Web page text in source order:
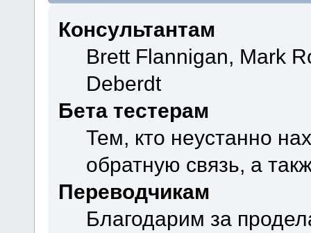
Консультантам
Brett Flannigan, Mark
Deberdt
Бета тестерам
Тем, кто неустанно
обратную связь, а
Переводчикам
Благодарим за